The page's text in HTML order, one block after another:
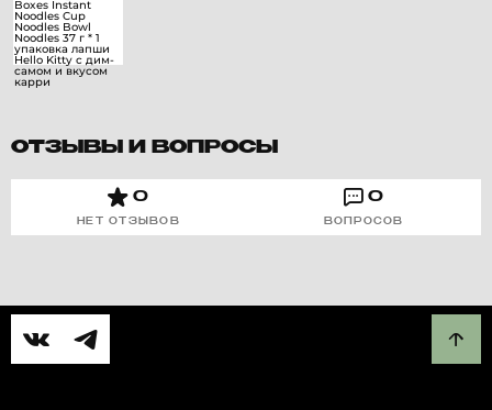
ОТЗЫВЫ И ВОПРОСЫ
0
НЕТ ОТЗЫВОВ
0
ВОПРОСОВ